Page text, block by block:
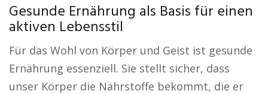
Gesunde Ernährung als Basis für einen
aktiven Lebensstil
Für das Wohl von Körper und Geist ist gesunde
Ernährung essenziell. Sie stellt sicher, dass
unser Körper die Nährstoffe bekommt, die er